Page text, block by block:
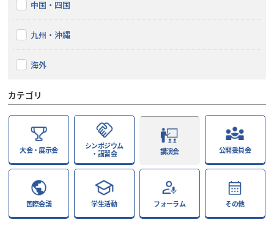
中国・四国
九州・沖縄
海外
カテゴリ
大会・展示会
シンポジウム
・講習会
講演会 公開委員会
国際会議 学生活動 フォーラム その他